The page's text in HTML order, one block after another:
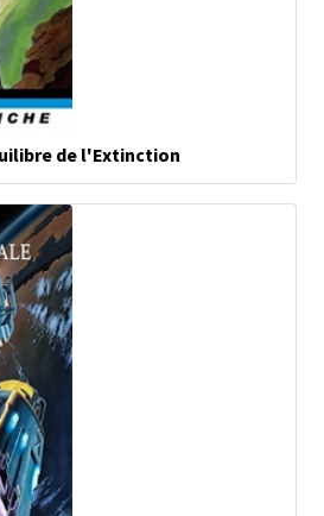
de l'Extinction